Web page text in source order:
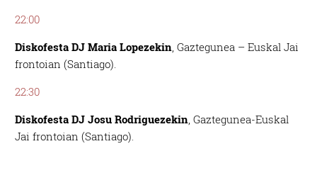
22:00
Diskofesta DJ Maria Lopezekin, Gaztegunea – Euskal Jai
frontoian (Santiago).
22:30
Diskofesta DJ Josu Rodriguezekin, Gaztegunea-Euskal
Jai frontoian (Santiago).